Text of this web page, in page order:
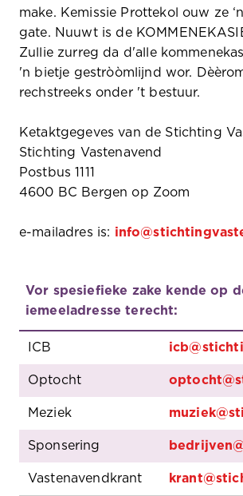
make. Kemissie Prottekol ouw ze
gate. Nuuwt is de
Zullie zurreg da d'alle
'n bietje gestròòmlijnd wor.
rechstreeks onder 't bestuur.
Ketaktgegeves van de Stichting
Stichting Vastenavend
Postbus 1111
4600 BC Bergen op Zoom
e-mailadres is:
Vor spesiefieke zake kende op
iemeeladresse terecht:
ICB
Optocht
Meziek
Sponsering
Vastenavendkrant